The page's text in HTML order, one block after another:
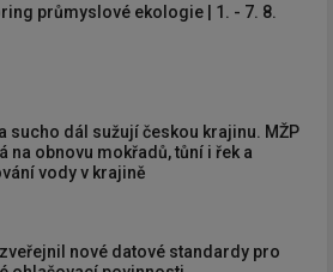
průmyslové ekologie | 1. - 7. 8.
sucho dál sužují českou krajinu. MŽP
na obnovu mokřadů, tůní i řek a
vody v krajině
zveřejnil nové datové standardy pro